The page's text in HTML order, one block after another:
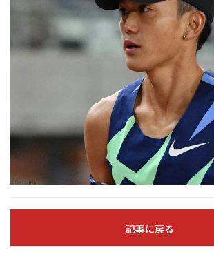
記事に戻る